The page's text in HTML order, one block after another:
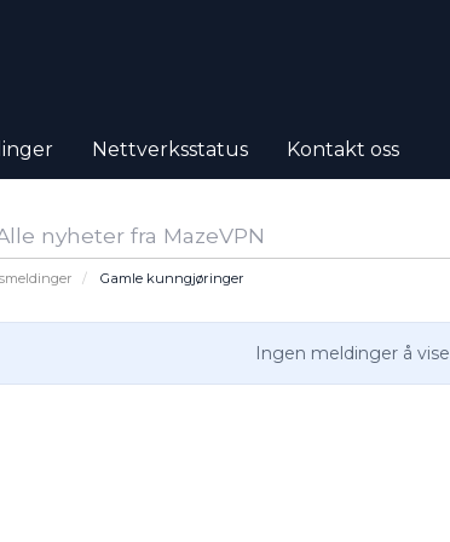
Nettverksstatus Kontakt oss
nyheter fra MazeVPN
Gamle kunngjøringer
Ingen meldinger å vise